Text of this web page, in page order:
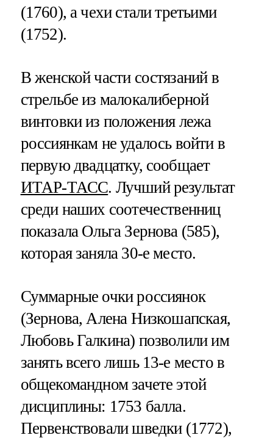
(1760), а чехи стали третьими
(1752).
В женской части состязаний в
стрельбе из малокалиберной
винтовки из положения лежа
россиянкам не удалось войти в
первую двадцатку, сообщает
ИТАР-ТАСС. Лучший результат
среди наших соотечественниц
показала Ольга Зернова (585),
которая заняла 30-е место.
Суммарные очки россиянок
(Зернова, Алена Низкошапская,
Любовь Галкина) позволили им
занять всего лишь 13-е место в
общекомандном зачете этой
дисциплины: 1753 балла.
Первенствовали шведки (1772),